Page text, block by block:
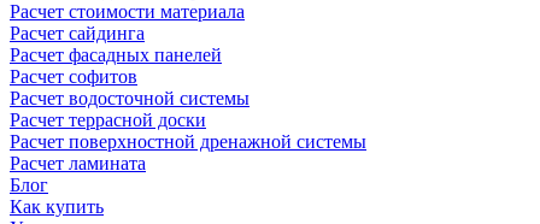
Расчет стоимости материала
Расчет сайдинга
Расчет фасадных панелей
Расчет софитов
Расчет водосточной системы
Расчет террасной доски
Расчет поверхностной дренажной системы
Расчет ламината
Блог
Как купить